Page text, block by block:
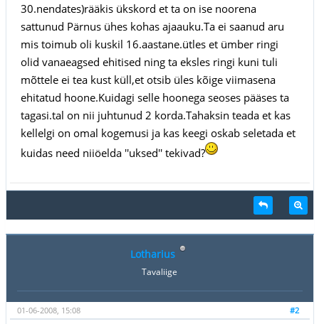
30.nendates)rääkis ükskord et ta on ise noorena
sattunud Pärnus ühes kohas ajaauku.Ta ei saanud aru
mis toimub oli kuskil 16.aastane.ütles et ümber ringi
olid vanaeagsed ehitised ning ta eksles ringi kuni tuli
mõttele ei tea kust küll,et otsib üles kõige viimasena
ehitatud hoone.Kuidagi selle hoonega seoses pääses ta
tagasi.tal on nii juhtunud 2 korda.Tahaksin teada et kas
kellelgi on omal kogemusi ja kas keegi oskab seletada et
kuidas need niiöelda ''uksed'' tekivad?
Lotharius
Tavaliige
#2
01-06-2008, 15:08